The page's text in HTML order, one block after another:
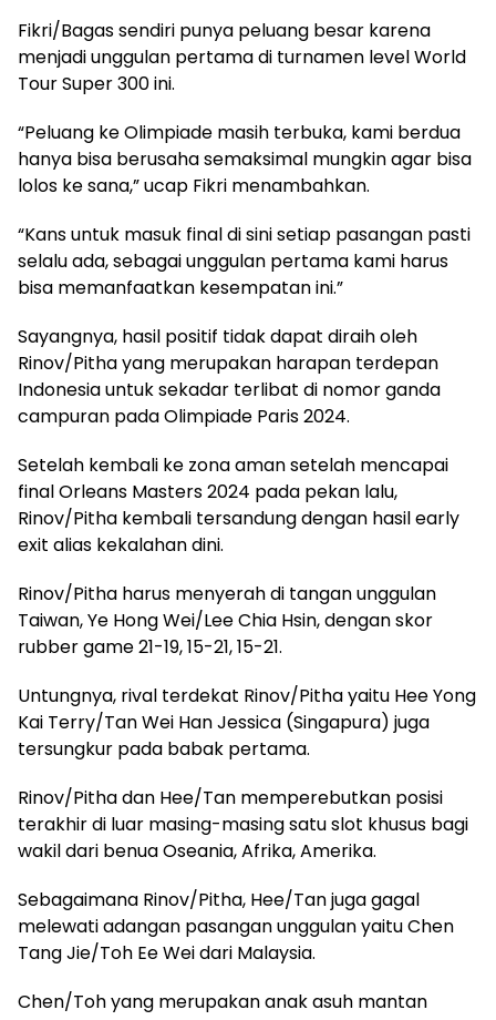
Fikri/Bagas sendiri punya peluang besar karena
menjadi unggulan pertama di turnamen level World
Tour Super 300 ini.
“Peluang ke Olimpiade masih terbuka, kami berdua
hanya bisa berusaha semaksimal mungkin agar bisa
lolos ke sana,” ucap Fikri menambahkan.
“Kans untuk masuk final di sini setiap pasangan pasti
selalu ada, sebagai unggulan pertama kami harus
bisa memanfaatkan kesempatan ini.”
Sayangnya, hasil positif tidak dapat diraih oleh
Rinov/Pitha yang merupakan harapan terdepan
Indonesia untuk sekadar terlibat di nomor ganda
campuran pada Olimpiade Paris 2024.
Setelah kembali ke zona aman setelah mencapai
final Orleans Masters 2024 pada pekan lalu,
Rinov/Pitha kembali tersandung dengan hasil early
exit alias kekalahan dini.
Rinov/Pitha harus menyerah di tangan unggulan
Taiwan, Ye Hong Wei/Lee Chia Hsin, dengan skor
rubber game 21-19, 15-21, 15-21.
Untungnya, rival terdekat Rinov/Pitha yaitu Hee Yong
Kai Terry/Tan Wei Han Jessica (Singapura) juga
tersungkur pada babak pertama.
Rinov/Pitha dan Hee/Tan memperebutkan posisi
terakhir di luar masing-masing satu slot khusus bagi
wakil dari benua Oseania, Afrika, Amerika.
Sebagaimana Rinov/Pitha, Hee/Tan juga gagal
melewati adangan pasangan unggulan yaitu Chen
Tang Jie/Toh Ee Wei dari Malaysia.
Chen/Toh yang merupakan anak asuh mantan